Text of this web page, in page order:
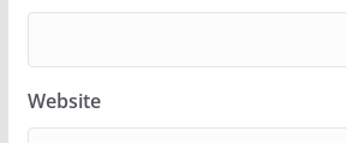
Website